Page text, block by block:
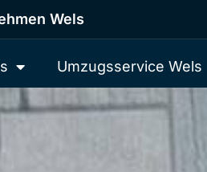
Wels
Umzugsservice Wels